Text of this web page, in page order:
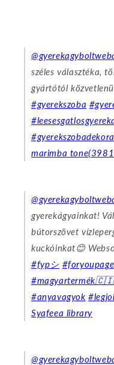
széles választéka,
gyártótól
#gyerekszoba
marimba
gyerekágyainkat!
bútorszövet
kuckóinkat😊
#fypシ #foryoupage
#magyartermék🇨🇮
#anyavagyok
Syafeea library